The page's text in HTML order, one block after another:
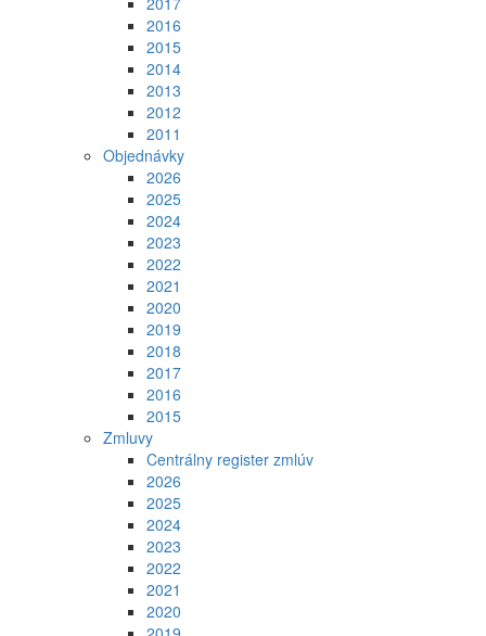
2016
2015
2014
2013
2012
2011
Objednávky
2026
2025
2024
2023
2022
2021
2020
2019
2018
2017
2016
2015
Zmluvy
Centrálny register zmlúv
2026
2025
2024
2023
2022
2021
2020